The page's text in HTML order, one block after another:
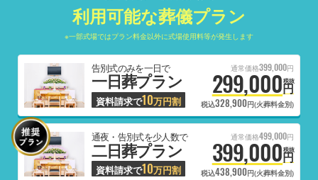
利用可能な葬儀プラン
※一部式場ではプラン料金以外に式場使用料等が発生します
告別式のみを一日で
一日葬プラン
資料請求で10万円割
通常価格399,000円
299,000円
税抜
税込328,900円(火葬料金別)
通夜・告別式を少人数で
二日葬プラン
資料請求で10万円割
通常価格499,000円
399,000円
税抜
税込438,900円(火葬料金別)